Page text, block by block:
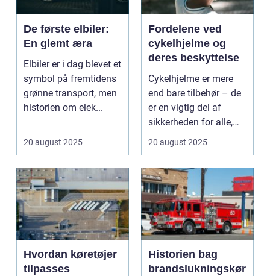
De første elbiler:
En glemt æra
Elbiler er i dag blevet et
symbol på fremtidens
grønne transport, men
historien om elek...
20 august 2025
Fordelene ved
cykelhjelme og
deres beskyttelse
Cykelhjelme er mere
end bare tilbehør – de
er en vigtig del af
sikkerheden for alle,
de...
20 august 2025
Hvordan køretøjer
tilpasses
Historien bag
brandslukningskør